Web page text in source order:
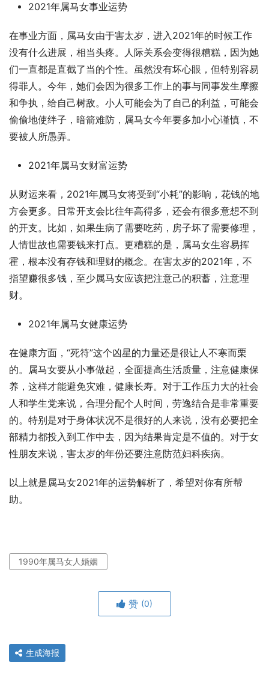
2021年属马女事业运势
在事业方面，属马女由于害太岁，进入2021年的时候工作
没有什么进展，相当头疼。人际关系会变得很糟糕，因为她
们一直都是直截了当的个性。虽然没有坏心眼，但特别容易
得罪人。今年，她们会因为很多工作上的事与同事发生摩擦
和争执，给自己树敌。小人可能会为了自己的利益，可能会
偷偷地使绊子，暗箭难防，属马女今年要多加小心谨慎，不
要被人所愚弄。
2021年属马女财富运势
从财运来看，2021年属马女将受到“小耗”的影响，花钱的地
方会更多。日常开支会比往年高得多，还会有很多意想不到
的开支。比如，如果生病了需要吃药，房子坏了需要修理，
人情世故也需要钱来打点。更糟糕的是，属马女生容易挥
霍，根本没有存钱和理财的概念。在害太岁的2021年，不
指望赚很多钱，至少属马女应该把注意己的积蓄，注意理
财。
2021年属马女健康运势
在健康方面，“死符”这个凶星的力量还是很让人不寒而栗
的。属马女要从小事做起，全面提高生活质量，注意健康保
养，这样才能避免灾难，健康长寿。对于工作压力大的社会
人和学生党来说，合理分配个人时间，劳逸结合是非常重要
的。特别是对于身体状况不是很好的人来说，没有必要把全
部精力都投入到工作中去，因为结果肯定是不值的。对于女
性朋友来说，害太岁的年份还要注意防范妇科疾病。
以上就是属马女2021年的运势解析了，希望对你有所帮
助。
1990年属马女人婚姻
赞 (0)
生成海报